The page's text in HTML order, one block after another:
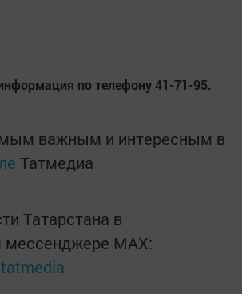
по телефону 41-71-95.
важным и интересным в
Татмедиа
Татарстана в
мессенджере MАХ: